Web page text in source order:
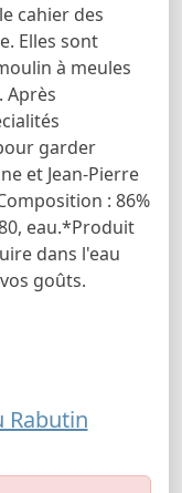
cahier des
Elles sont
à meules
Après
garder
et Jean-Pierre
: 86%
eau.*Produit
dans l'eau
goûts.
Rabutin